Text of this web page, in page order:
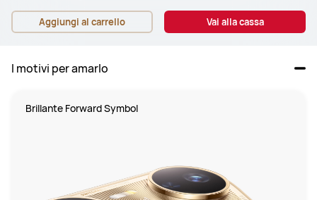
Aggiungi al carrello Vai alla cassa
I motivi per amarlo